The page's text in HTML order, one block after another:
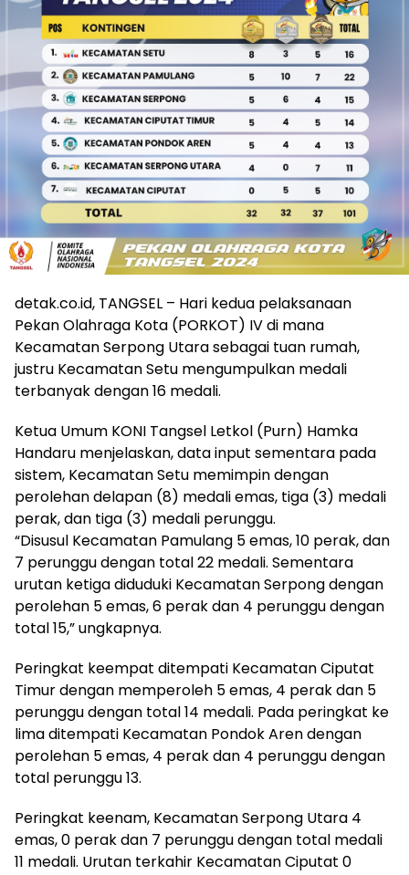
detak.co.id, TANGSEL – Hari kedua pelaksanaan
Pekan Olahraga Kota (PORKOT) IV di mana
Kecamatan Serpong Utara sebagai tuan rumah,
justru Kecamatan Setu mengumpulkan medali
terbanyak dengan 16 medali.
Ketua Umum KONI Tangsel Letkol (Purn) Hamka
Handaru menjelaskan, data input sementara pada
sistem, Kecamatan Setu memimpin dengan
perolehan delapan (8) medali emas, tiga (3) medali
perak, dan tiga (3) medali perunggu.
“Disusul Kecamatan Pamulang 5 emas, 10 perak, dan
7 perunggu dengan total 22 medali. Sementara
urutan ketiga diduduki Kecamatan Serpong dengan
perolehan 5 emas, 6 perak dan 4 perunggu dengan
total 15,” ungkapnya.
Peringkat keempat ditempati Kecamatan Ciputat
Timur dengan memperoleh 5 emas, 4 perak dan 5
perunggu dengan total 14 medali. Pada peringkat ke
lima ditempati Kecamatan Pondok Aren dengan
perolehan 5 emas, 4 perak dan 4 perunggu dengan
total perunggu 13.
Peringkat keenam, Kecamatan Serpong Utara 4
emas, 0 perak dan 7 perunggu dengan total medali
11 medali. Urutan terkahir Kecamatan Ciputat 0